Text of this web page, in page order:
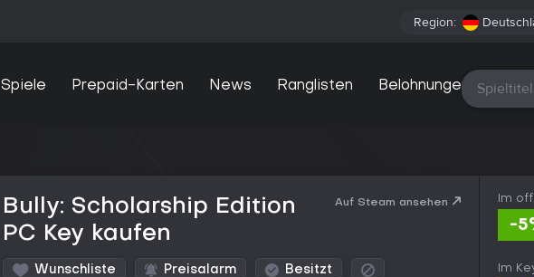
Region:
Spiele Prepaid-Karten News Ranglisten Belohnungen Alle
Bully: Scholarship Edition
PC Key kaufen
Auf Steam ansehen
Wunschliste Preisalarm Besitzt
Im
-
Im